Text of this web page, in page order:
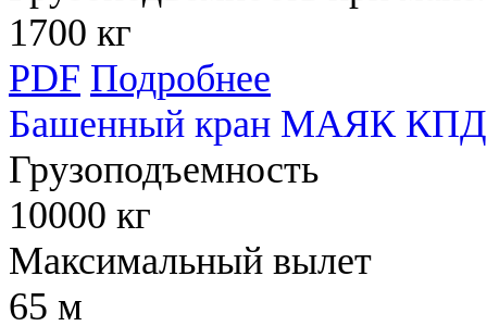
1700 кг
PDF Подробнее
Башенный кран МАЯК КПД
Грузоподъемность
10000 кг
Максимальный вылет
65 м